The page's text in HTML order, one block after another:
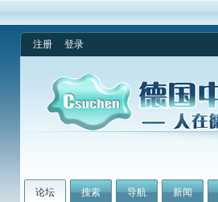
注册 登录
论坛 搜索 导航 新闻